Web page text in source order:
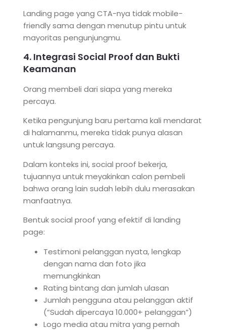
Landing page yang CTA-nya tidak mobile-
friendly sama dengan menutup pintu untuk
mayoritas pengunjungmu.
4. Integrasi Social Proof dan Bukti
Keamanan
Orang membeli dari siapa yang mereka
percaya.
Ketika pengunjung baru pertama kali mendarat
di halamanmu, mereka tidak punya alasan
untuk langsung percaya.
Dalam konteks ini, social proof bekerja,
tujuannya untuk meyakinkan calon pembeli
bahwa orang lain sudah lebih dulu merasakan
manfaatnya.
Bentuk social proof yang efektif di landing
page:
Testimoni pelanggan nyata, lengkap
dengan nama dan foto jika
memungkinkan
Rating bintang dan jumlah ulasan
Jumlah pengguna atau pelanggan aktif
(“Sudah dipercaya 10.000+ pelanggan”)
Logo media atau mitra yang pernah